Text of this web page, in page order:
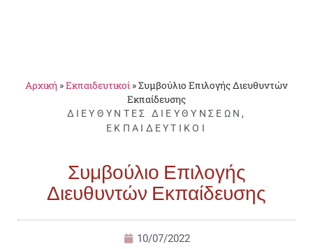
Αρχική »Εκπαιδευτικοί »Συμβούλιο Επιλογής Διευθυντών
Εκπαίδευσης
ΔΙΕΥΘΥΝΤΈΣ ΔΙΕΥΘΎΝΣΕΩΝ ,
ΕΚΠΑΙΔΕΥΤΙΚΟΊ
Συμβούλιο Επιλογής
Διευθυντών Εκπαίδευσης
10/07/2022